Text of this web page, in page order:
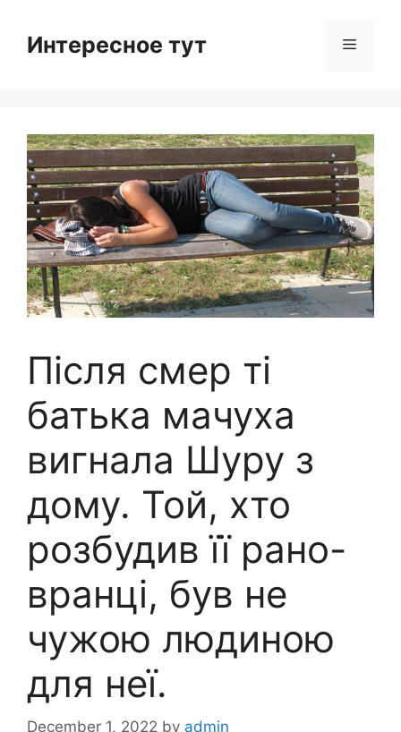
contentИнтересное тут Menu
Після смер ті
батька мачуха
вигнала Шуру з
дому. Той, хто
розбудив її рано-
вранці, був не
чужою людиною
для неї.
December 1, 2022 by admin